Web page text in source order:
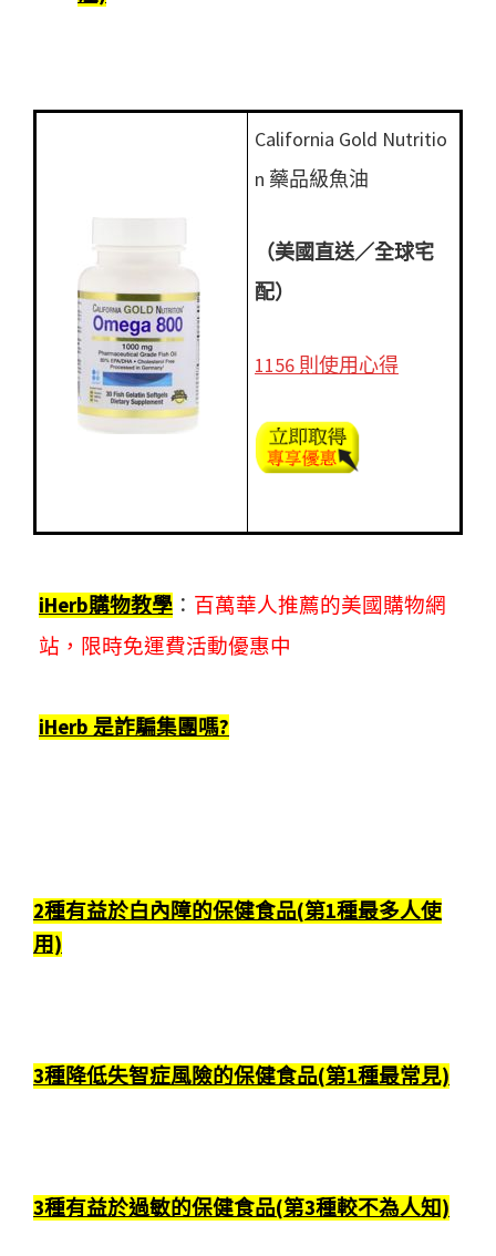
California Gold Nutritio
n 藥品級魚油
（美國直送／全球宅
配）
1156 則使用心得
iHerb購物教學 ： 百萬華人推薦的美國購物網
站，限時免運費活動優惠中
iHerb 是詐騙集團嗎?
2種有益於白內障的保健食品(第1種最多人使
用)
3種降低失智症風險的保健食品(第1種最常見)
3種有益於過敏的保健食品(第3種較不為人知)